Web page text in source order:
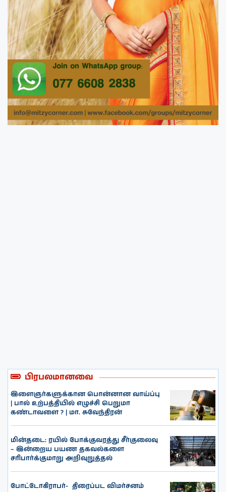
பிரபலமானவை
இளைஞர்களுக்கான பொன்னான வாய்ப்பு
| பால் உற்பத்தியில் எழுச்சி பெறுமா
கண்டாவளை ? | மா. சுவேந்திரன்
மின்தடை: ரயில் போக்குவரத்து சீர்குலைவு
– இன்றைய பயண தகவல்களை
சரிபார்க்குமாறு அறிவுறுத்தல்
போட்டோகிராபர்- ‌ திரைப்பட விமர்சனம்